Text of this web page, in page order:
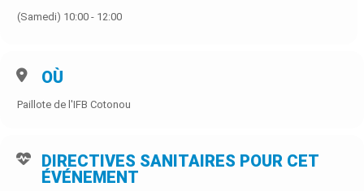
(Samedi) 10:00 - 12:00
OÙ
Paillote de l'IFB Cotonou
DIRECTIVES SANITAIRES POUR CET
ÉVÉNEMENT